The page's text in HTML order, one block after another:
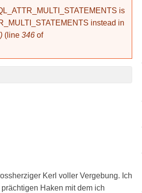
is
instead in
(line 346 of
Kerl voller Vergebung. Ich
Haken mit dem ich